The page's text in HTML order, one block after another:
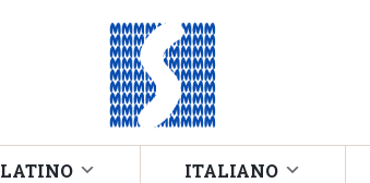
LATINO ITALIANO